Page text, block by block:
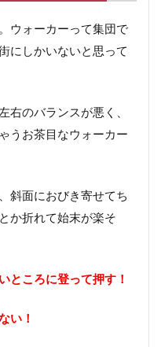
ウォーカーって集団で
にしかいないと思って
右のバランスが悪く、
うお茶目なウォーカー
斜面におびき寄せてち
か折れて始末が楽そ
ところに登って押す！
い！